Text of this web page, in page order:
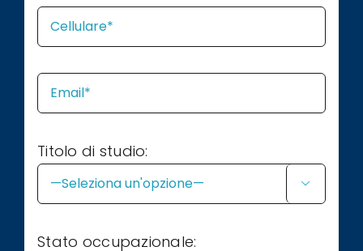
Titolo di studio:

Stato occupazionale: